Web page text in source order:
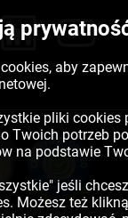
aby
pliki cookies
Twoich potrzeb
na podstawie
jeśli
Możesz też